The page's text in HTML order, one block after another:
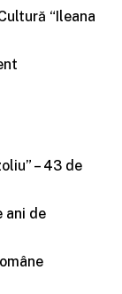
“Ileana
– 43 de
ani de